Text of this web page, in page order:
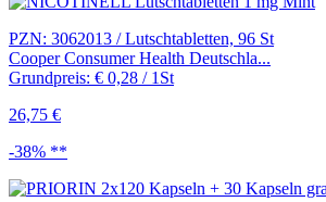
PZN: 3062013 / Lutschtabletten, 96 St
Cooper Consumer Health Deutschla...
Grundpreis: € 0,28 / 1St
26,75 €
-38% **